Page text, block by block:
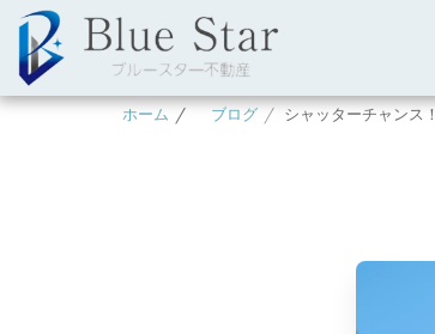
ホーム ブログ シャッターチャンス！